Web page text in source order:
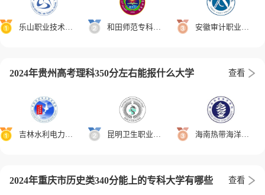
乐山职业技术学院 和田师范专科学校 安徽审计职业学院
2024年贵州高考理科350分左右能报什么大学 查看
吉林水利电力职业学院 昆明卫生职业学院 海南热带海洋学院
2024年重庆市历史类340分能上的专科大学有哪些 查看